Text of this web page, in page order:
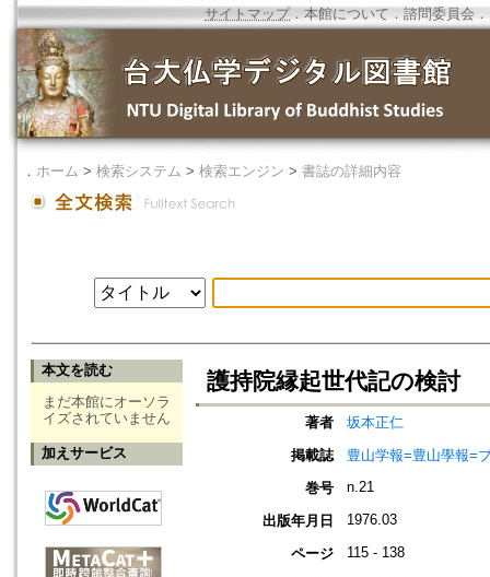
サイトマップ．本館について ． 諮問委員会 ．
． ホーム > 検索システム > 検索エンジン > 書誌の詳細内容
本文を読む
まだ本館にオーソラ
イズされていません
加えサービス
護持院縁起世代記の検討
著者
坂本正仁
掲載誌
豊山学報=豊山學報=
巻号
n.21
出版年月日 1976.03
ページ 115 - 138